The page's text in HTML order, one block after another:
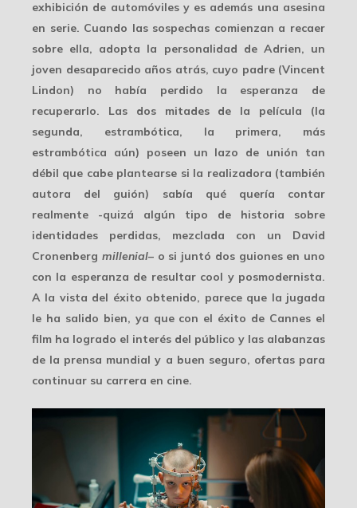
exhibición de automóviles y es además una asesina
en serie. Cuando las sospechas comienzan a recaer
sobre ella, adopta la personalidad de Adrien, un
joven desaparecido años atrás, cuyo padre (Vincent
Lindon) no había perdido la esperanza de
recuperarlo. Las dos mitades de la película (la
segunda, estrambótica, la primera, más
estrambótica aún) poseen un lazo de unión tan
débil que cabe plantearse si la realizadora (también
autora del guión) sabía qué quería contar
realmente -quizá algún tipo de historia sobre
identidades perdidas, mezclada con un David
Cronenberg millenial– o si juntó dos guiones en uno
con la esperanza de resultar cool y posmodernista.
A la vista del éxito obtenido, parece que la jugada
le ha salido bien, ya que con el éxito de Cannes el
film ha logrado el interés del público y las alabanzas
de la prensa mundial y a buen seguro, ofertas para
continuar su carrera en cine.